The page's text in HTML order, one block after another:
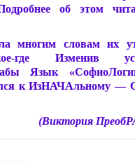
Поэзия Матери Мира
Зрячим Луна в
об этом
многим словам их
где Изменив
Язык
к ИзНАЧАльному —
(Виктория